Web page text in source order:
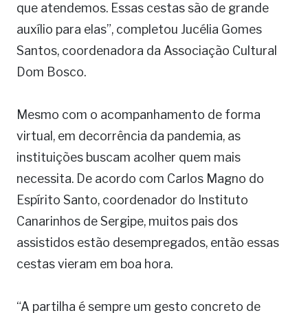
que atendemos. Essas cestas são de grande
auxílio para elas”, completou Jucélia Gomes
Santos, coordenadora da Associação Cultural
Dom Bosco.
Mesmo com o acompanhamento de forma
virtual, em decorrência da pandemia, as
instituições buscam acolher quem mais
necessita. De acordo com Carlos Magno do
Espírito Santo, coordenador do Instituto
Canarinhos de Sergipe, muitos pais dos
assistidos estão desempregados, então essas
cestas vieram em boa hora.
“A partilha é sempre um gesto concreto de